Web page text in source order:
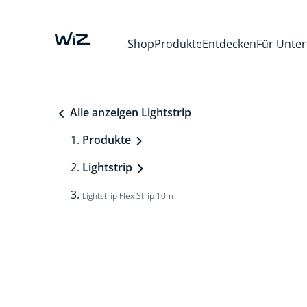
ShopProdukteEntdeckenFür
Alle anzeigen Lightstrip
Produkte
Lightstrip
Lightstrip Flex Strip 10m